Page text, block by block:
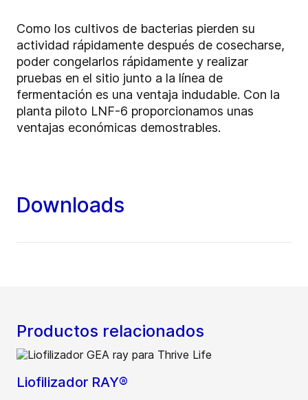
Como los cultivos de bacterias pierden su
actividad rápidamente después de cosecharse,
poder congelarlos rápidamente y realizar
pruebas en el sitio junto a la línea de
fermentación es una ventaja indudable. Con la
planta piloto LNF-6 proporcionamos unas
ventajas económicas demostrables.
Downloads
Productos relacionados
Liofilizador RAY®